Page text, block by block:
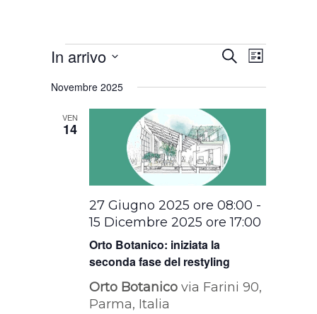
Eventi Eventi
Ricerca
Navigazione
CercaEvento
Viste
Lista
In arrivo
data.
Novembre 2025
VEN
14
Orto Botanico: iniziata la
seconda fase del restyling
27 Giugno 2025 ore 08:00 -
15 Dicembre 2025 ore 17:00
Orto Botanicovia Farini 90,
Parma, Italia